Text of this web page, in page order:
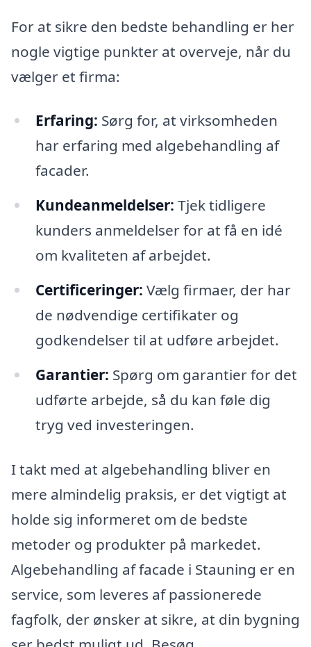
For at sikre den bedste behandling er her
nogle vigtige punkter at overveje, når du
vælger et firma:
Erfaring: Sørg for, at virksomheden
har erfaring med algebehandling af
facader.
Kundeanmeldelser: Tjek tidligere
kunders anmeldelser for at få en idé
om kvaliteten af arbejdet.
Certificeringer: Vælg firmaer, der har
de nødvendige certifikater og
godkendelser til at udføre arbejdet.
Garantier: Spørg om garantier for det
udførte arbejde, så du kan føle dig
tryg ved investeringen.
I takt med at algebehandling bliver en
mere almindelig praksis, er det vigtigt at
holde sig informeret om de bedste
metoder og produkter på markedet.
Algebehandling af facade i Stauning er en
service, som leveres af passionerede
fagfolk, der ønsker at sikre, at din bygning